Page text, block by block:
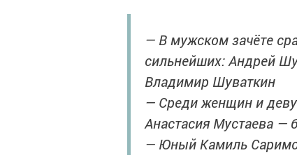
— В мужском зачёте
сильнейших: Андрей
Владимир Шуваткин
— Среди женщин и
Анастасия Мустаева —
— Юный Камиль